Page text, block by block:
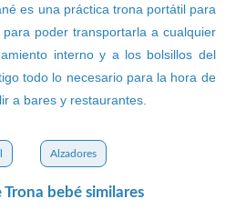
es una práctica trona portátil para
poder transportarla a cualquier
interno y a los bolsillos del
todo lo necesario para la hora de
a bares y restaurantes.
Alzadores
bebé similares